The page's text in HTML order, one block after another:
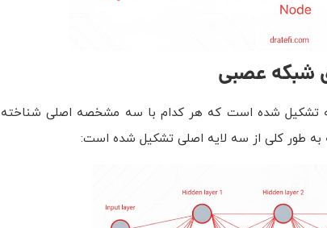
شبکه عصبی
تشکیل شده است که هر کدام با سه مشخصه اصلی
به طور کلی از سه لایه اصلی تشکیل شده است: